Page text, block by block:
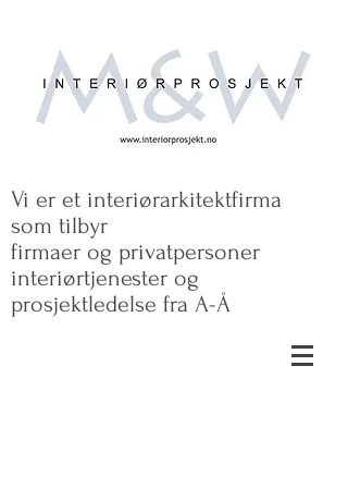
Vi er et interiørarkitektfirma
som tilbyr
firmaer og privatpersoner
interiørtjenester og
prosjektledelse fra A-Å